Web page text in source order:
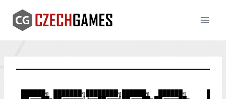
content
██████╗ ███████╗████████╗██████╗  ██████╗